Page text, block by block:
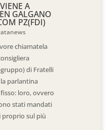
A
GALGANO
PZ(FDI)
chiamatela
di Fratelli
la parlantina
loro, ovvero
stati mandati
proprio sul più